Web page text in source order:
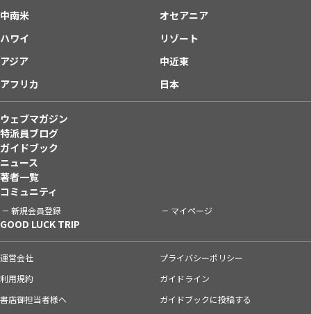
中南米
オセアニア
ハワイ
リゾート
アジア
中近東
アフリカ
日本
ウェブマガジン
特派員ブログ
ガイドブック
ニュース
著者一覧
コミュニティ
新規会員登録 マイページ
GOOD LUCK TRIP
運営会社
プライバシーポリシー
利用規約
ガイドライン
書店御担当者様へ
ガイドブックに投稿する